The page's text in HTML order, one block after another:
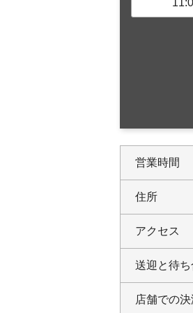
営業時間
住所
アクセス
送迎と待
店舗での